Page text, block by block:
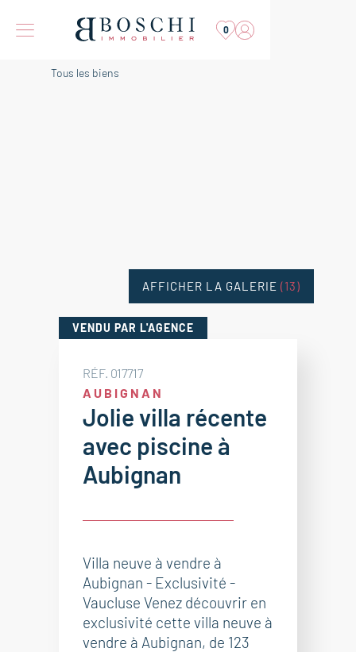
0
Tous les biens
VENDU PAR L'AGENCE
RÉF. 017717
AUBIGNAN
Jolie villa récente
avec piscine à
Aubignan
Villa neuve à vendre à
Aubignan - Exclusivité -
Vaucluse Venez découvrir en
exclusivité cette villa neuve à
vendre à Aubignan, de 123
AFFICHER LA GALERIE (13)